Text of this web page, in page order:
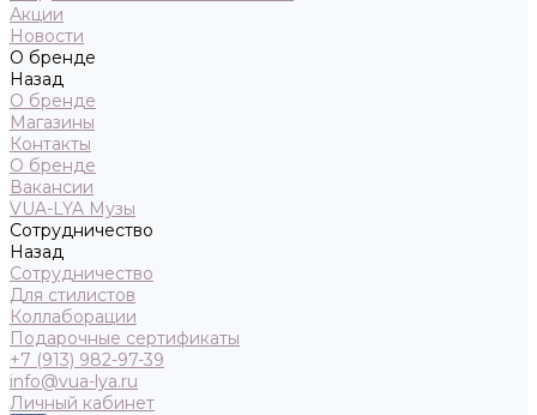
Акции
Новости
О бренде
Назад
О бренде
Магазины
Контакты
О бренде
Вакансии
VUA-LYA Музы
Сотрудничество
Назад
Сотрудничество
Для стилистов
Коллаборации
Подарочные сертификаты
+7 (913) 982-97-39
info@vua-lya.ru
Личный кабинет